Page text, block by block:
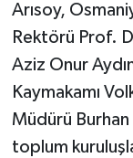
Arısoy,
Rektörü Prof.
Aziz Onur
Kaymakamı
Müdürü
toplum